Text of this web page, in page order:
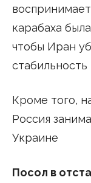
карабаха
чтобы Иран
стабильность
Кроме того,
Россия
Украине
Посол в